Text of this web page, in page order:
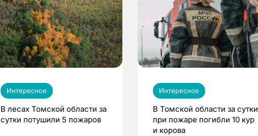
Интересное
В лесах Томской области за
сутки потушили 5 пожаров
Интересное
В Томской области за сутки
при пожаре погибли 10 кур
и корова